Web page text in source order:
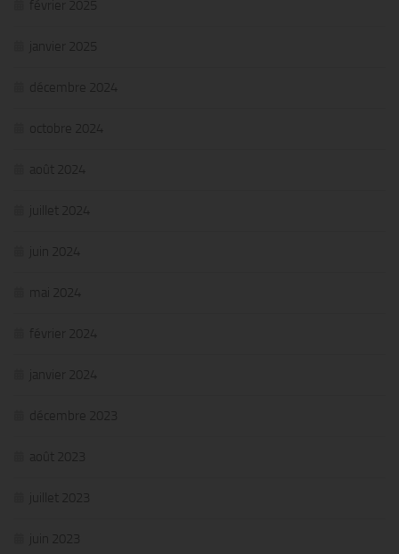
février 2025
janvier 2025
décembre 2024
octobre 2024
août 2024
juillet 2024
juin 2024
mai 2024
février 2024
janvier 2024
décembre 2023
août 2023
juillet 2023
juin 2023